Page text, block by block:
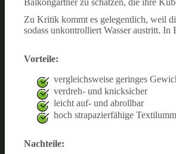
Zu Kritik kommt es gelegentlich, weil
sodass unkontrolliert Wasser austritt.
Vorteile:
vergleichsweise geringes
verdreh- und knicksicher
leicht auf- und abrollbar
hoch strapazierfähige
Nachteile: